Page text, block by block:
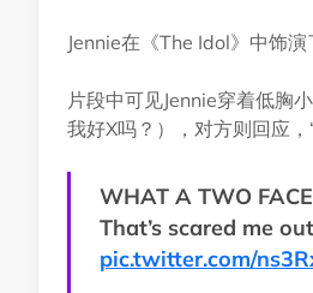
Jennie在《The Idol》中饰
片段中可见Jennie穿着低胸
我好X吗？），对方则回应
WHAT A TWO
That’s scared me
pic.twitter.com/